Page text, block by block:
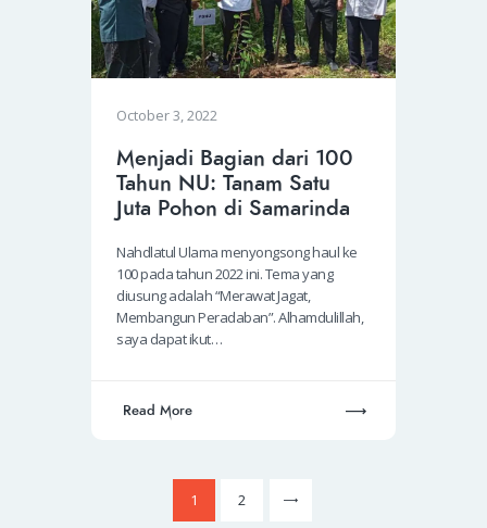
October 3, 2022
Menjadi Bagian dari 100
Tahun NU: Tanam Satu
Juta Pohon di Samarinda
Nahdlatul Ulama menyongsong haul ke
100 pada tahun 2022 ini. Tema yang
diusung adalah “Merawat Jagat,
Membangun Peradaban”. Alhamdulillah,
saya dapat ikut…
Read More
1 2